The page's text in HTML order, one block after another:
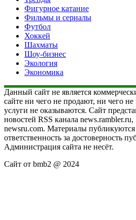
Фигурное катание
Фильмы и сериалы
Футбол
Хоккей
Шахматы
Шоу-бизнес
Экология
Экономика
Данный сайт не является
сайте ни чего не продают, ни чего
услуги не оказываются. Сайт
новостей RSS канала news.rambler.ru,
newsru.com. Материалы публикуются
ответственность за достоверность
Администрация сайта не несёт.
Сайт от bmb2 @ 2024